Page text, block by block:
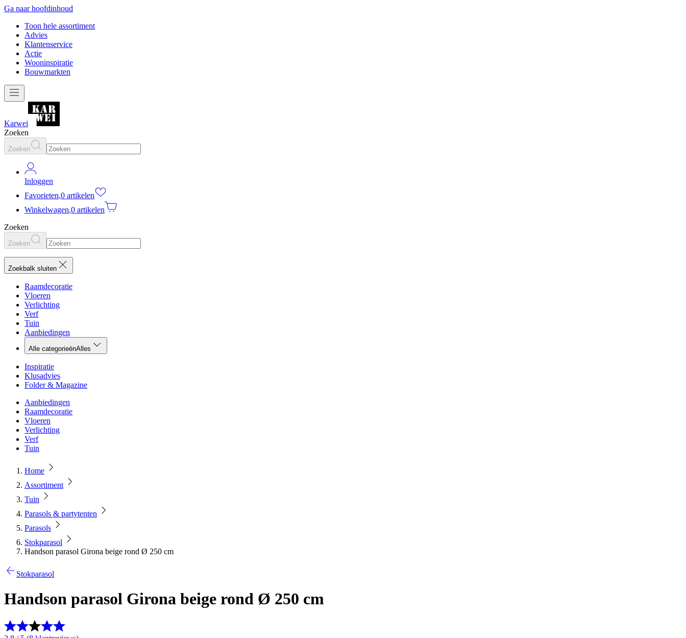
Ga naar hoofdinhoud
Toon hele assortiment
Advies
Klantenservice
Actie
Wooninspiratie
Bouwmarkten
Karwei
Zoeken
Zoeken
Inloggen
Favorieten,0 artikelen
Winkelwagen,0 artikelen
Zoeken
Zoeken
Zoekbalk sluiten
Raamdecoratie
Vloeren
Verlichting
Verf
Tuin
Aanbiedingen
Alle categorieënAlles
Inspiratie
Klusadvies
Folder & Magazine
Aanbiedingen
Raamdecoratie
Vloeren
Verlichting
Verf
Tuin
Home
Assortiment
Tuin
Parasols & partytenten
Parasols
Stokparasol
Handson parasol Girona beige rond Ø 250 cm
Stokparasol
Handson parasol Girona beige rond Ø 250 cm